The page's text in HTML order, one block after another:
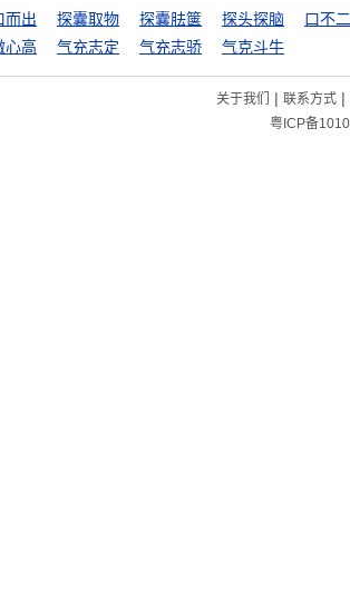
而出 探囊取物 探囊胠箧 探头探脑
口不
心高 气充志定 气充志骄 气克斗牛
关于我们 | 联系方式|
粤ICP备